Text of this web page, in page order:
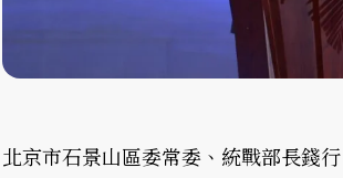
北京市石景山區委常委、統戰部長錢行